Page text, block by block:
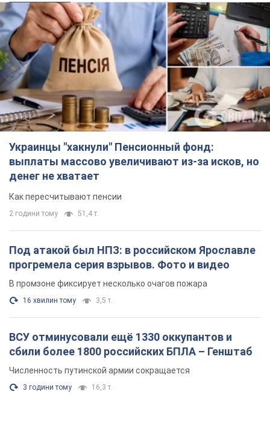
Украинцы "хакнули" Пенсионный фонд:
выплаты массово увеличивают из-за исков, но
денег не хватает
Как пересчитывают пенсии
2 години тому 51,4 т.
Под атакой был НПЗ: в российском Ярославле
прогремела серия взрывов. Фото и видео
В промзоне фиксирует несколько очагов пожара
16 хвилин тому 3,5 т.
ВСУ отминусовали ещё 1330 оккупантов и
сбили более 1800 российских БПЛА – Генштаб
Численность путинской армии сокращается
3 години тому 16,3 т.